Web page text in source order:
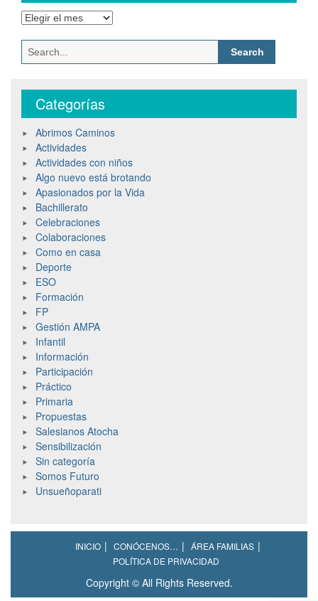
Archivos
Search
for:
Categorías
Abrimos Caminos
Actividades
Actividades con niños
Algo nuevo está brotando
Apasionados por la Vida
Bachillerato
Celebraciones
Colaboraciones
Como en casa
Deporte
ESO
Formación
FP
Gestión AMPA
Infantil
Información
Participación
Práctico
Primaria
Propuestas
Salesianos Atocha
Sensibilización
Sin categoría
Somos Futuro
Unsueñoparati
INICIO CONÓCENOS…
ÁREA FAMILIAS
POLÍTICA DE PRIVACIDAD
Copyright © All Rights Reserved.